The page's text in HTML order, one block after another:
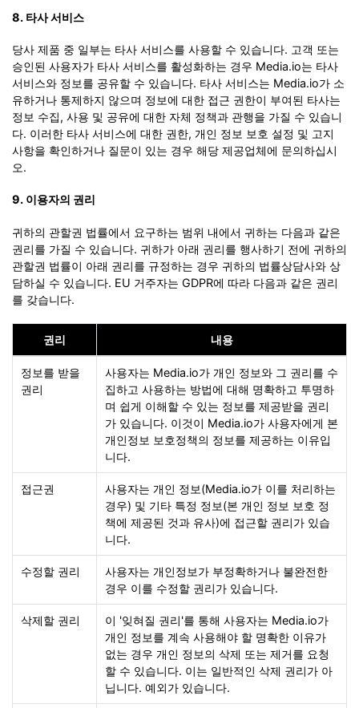
8. 타사 서비스
당사 제품 중 일부는 타사 서비스를 사용할 수 있습니다. 고객 또는
승인된 사용자가 타사 서비스를 활성화하는 경우 Media.io는 타사
서비스와 정보를 공유할 수 있습니다. 타사 서비스는 Media.io가 소
유하거나 통제하지 않으며 정보에 대한 접근 권한이 부여된 타사는
정보 수집, 사용 및 공유에 대한 자체 정책과 관행을 가질 수 있습니
다. 이러한 타사 서비스에 대한 권한, 개인 정보 보호 설정 및 고지
사항을 확인하거나 질문이 있는 경우 해당 제공업체에 문의하십시
오.
9. 이용자의 권리
귀하의 관할권 법률에서 요구하는 범위 내에서 귀하는 다음과 같은
권리를 가질 수 있습니다. 귀하가 아래 권리를 행사하기 전에 귀하의
관할권 법률이 아래 권리를 규정하는 경우 귀하의 법률상담사와 상
담하실 수 있습니다. EU 거주자는 GDPR에 따라 다음과 같은 권리
를 갖습니다.
권리 내용
정보를 받을
권리
사용자는 Media.io가 개인 정보와 그 권리를 수
집하고 사용하는 방법에 대해 명확하고 투명하
며 쉽게 이해할 수 있는 정보를 제공받을 권리
가 있습니다. 이것이 Media.io가 사용자에게 본
개인정보 보호정책의 정보를 제공하는 이유입
니다.
접근권
사용자는 개인 정보(Media.io가 이를 처리하는
경우) 및 기타 특정 정보(본 개인 정보 보호 정
책에 제공된 것과 유사)에 접근할 권리가 있습
니다.
수정할 권리
사용자는 개인정보가 부정확하거나 불완전한
경우 이를 수정할 권리가 있습니다.
삭제할 권리
이 '잊혀질 권리'를 통해 사용자는 Media.io가
개인 정보를 계속 사용해야 할 명확한 이유가
없는 경우 개인 정보의 삭제 또는 제거를 요청
할 수 있습니다. 이는 일반적인 삭제 권리가 아
닙니다. 예외가 있습니다.